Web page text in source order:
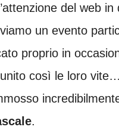
del web in
un evento
proprio in
così le loro
.